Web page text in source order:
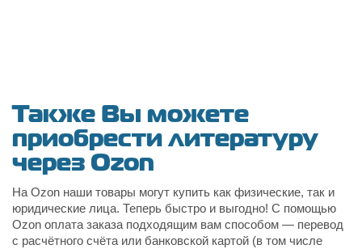
Также Вы можете
приобрести литературу
через Ozon
На Ozon наши товары могут купить как физические, так и
юридические лица. Теперь быстро и выгодно! С помощью
Ozon оплата заказа подходящим вам способом — перевод
с расчётного счёта или банковской картой (в том числе